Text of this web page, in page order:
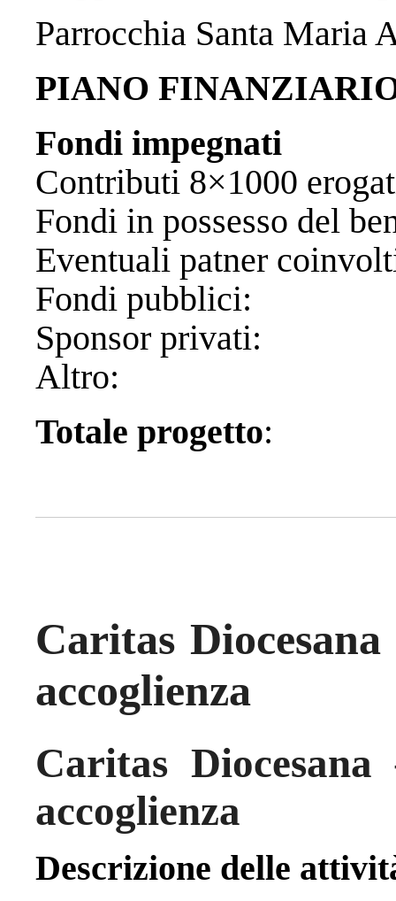
Parrocchia Santa Maria
PIANO
Fondi impegnati
Contributi
Fondi in possesso
Eventuali
Fondi
Sponsor
Altro:
Totale progetto
Caritas
accoglienza
Caritas
accoglienza
Descrizione delle